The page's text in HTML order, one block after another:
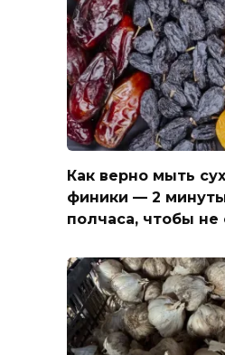
Как верно мыть
финики — 2
полчаса, чтобы не